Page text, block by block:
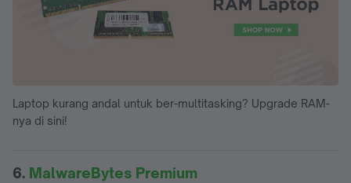
Laptop kurang andal untuk ber-multitasking? Upgrade RAM-
nya di sini!
6. MalwareBytes Premium